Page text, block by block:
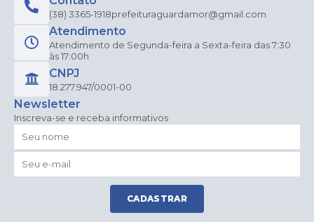
(38) 3365-1918prefeituraguardamor@gmail.com
Atendimento
Atendimento de Segunda-feira a Sexta-feira das 7:30
às 17:00h
CNPJ
18.277.947/0001-00
Newsletter
Inscreva-se e receba informativos
CADASTRAR